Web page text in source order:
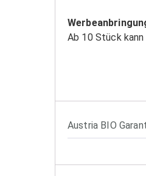
Ab 10 Stück
Austria BIO